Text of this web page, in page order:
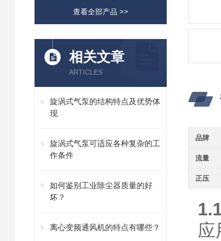
查看全部产品 >>
相关文章
ARTICLES
旋涡式气泵的结构特点及优势体
现
旋涡式气泵可适应各种复杂的工
作条件
如何鉴别工业除尘器质量的好
坏？
离心变频通风机的特点有哪些？
品牌
流量
正压
应